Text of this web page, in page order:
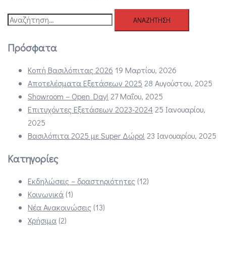
Αναζήτηση
Πρόσφατα
Κοπή Βασιλόπιτας 2026 19 Μαρτίου, 2026
Αποτελέσματα Εξετάσεων 2025 28 Αυγούστου, 2025
Showroom – Open Day! 27 Μαΐου, 2025
Επιτυχόντες Εξετάσεων 2023-2024 25 Ιανουαρίου,
2025
Βασιλόπιτα 2025 με Super Δώρο! 23 Ιανουαρίου, 2025
Κατηγορίες
Εκδηλώσεις – δραστηριότητες (12)
Κοινωνικά (1)
Νέα Ανακοινώσεις (13)
Χρήσιμα (2)